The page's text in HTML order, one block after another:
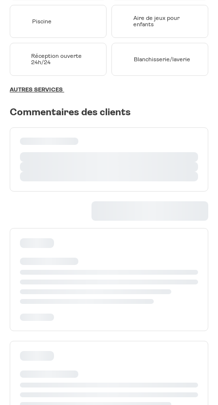
Piscine
Aire de jeux pour
enfants
Réception ouverte
24h/24
Blanchisserie/laverie
AUTRES SERVICES
Commentaires des clients